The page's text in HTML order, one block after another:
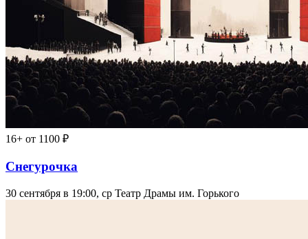
16+ от 1100 ₽
Снегурочка
30 сентября в 19:00, ср Театр Драмы им. Горького